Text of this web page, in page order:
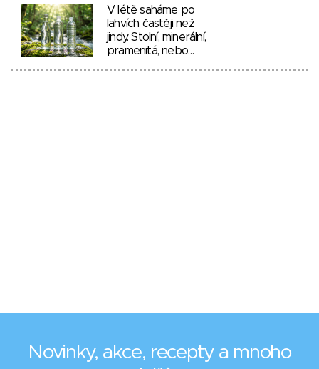
V létě saháme po
lahvích častěji než
jindy. Stolní, minerální,
pramenitá, nebo…
Novinky, akce, recepty a mnoho